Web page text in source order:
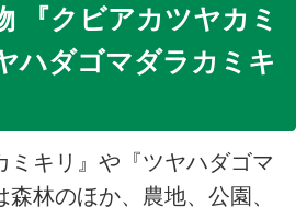
『クビアカツヤカミ
ハダゴマダラカミキ
ミキリ』や『ツヤハダゴマ
林のほか、農地、公園、